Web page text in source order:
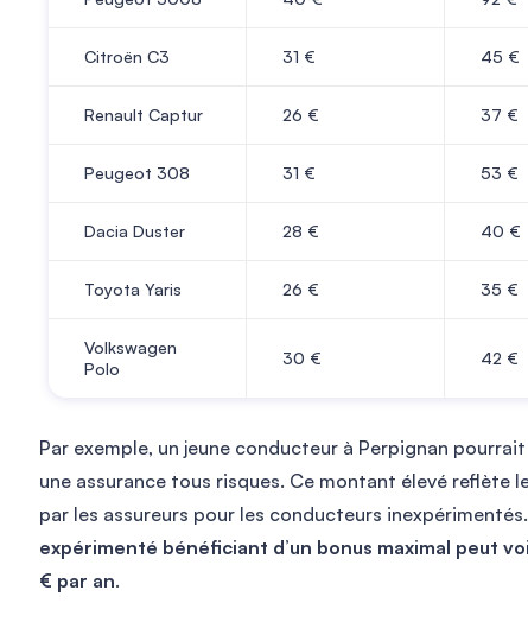
Citroën C3 31 € 45 €
Renault Captur 26 € 37 €
Peugeot 308 31 € 53 €
Dacia Duster 28 € 40 €
Toyota Yaris 26 € 35 €
Volkswagen
Polo
30 € 42 €
Par exemple, un jeune conducteur à Perpignan pourrait
une assurance tous risques. Ce montant élevé reflète
par les assureurs pour les conducteurs
expérimenté bénéficiant d’un bonus maximal peut
€ par an.